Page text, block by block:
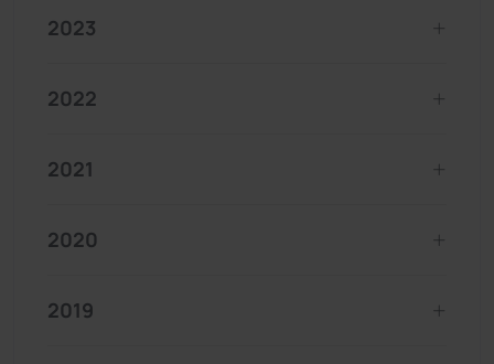
2023
2022
2021
2020
2019